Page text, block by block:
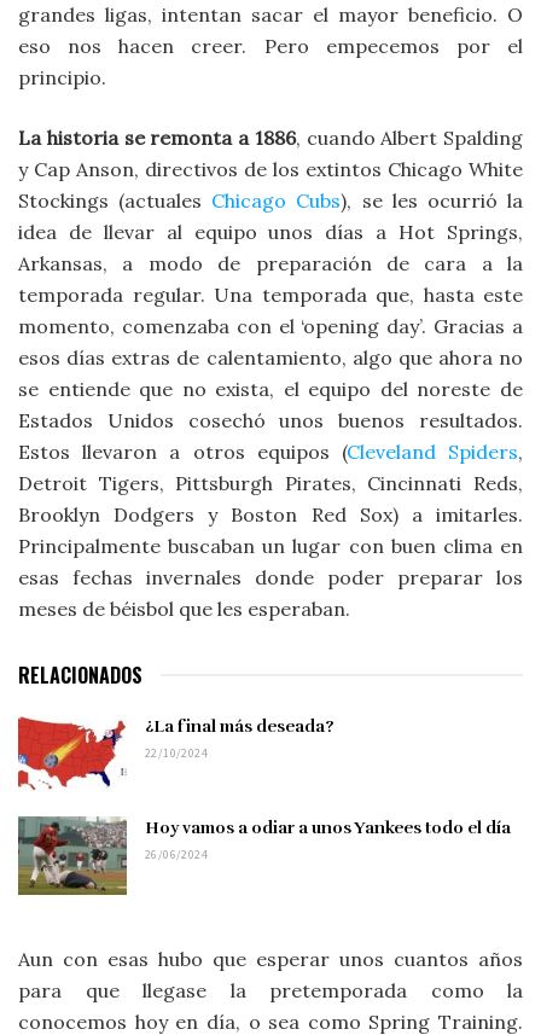
grandes ligas, intentan sacar el mayor beneficio. O
eso nos hacen creer. Pero empecemos por el
principio.
La historia se remonta a 1886, cuando Albert Spalding
y Cap Anson, directivos de los extintos Chicago White
Stockings (actuales Chicago Cubs), se les ocurrió la
idea de llevar al equipo unos días a Hot Springs,
Arkansas, a modo de preparación de cara a la
temporada regular. Una temporada que, hasta este
momento, comenzaba con el ‘opening day’. Gracias a
esos días extras de calentamiento, algo que ahora no
se entiende que no exista, el equipo del noreste de
Estados Unidos cosechó unos buenos resultados.
Estos llevaron a otros equipos (Cleveland Spiders,
Detroit Tigers, Pittsburgh Pirates, Cincinnati Reds,
Brooklyn Dodgers y Boston Red Sox) a imitarles.
Principalmente buscaban un lugar con buen clima en
esas fechas invernales donde poder preparar los
meses de béisbol que les esperaban.
RELACIONADOS
¿La final más deseada?
22/10/2024
Hoy vamos a odiar a unos Yankees todo el día
26/06/2024
Aun con esas hubo que esperar unos cuantos años
para que llegase la pretemporada como la
conocemos hoy en día, o sea como Spring Training.